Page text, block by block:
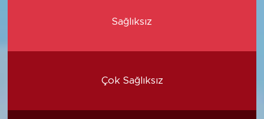
Sağlıksız
Çok Sağlıksız